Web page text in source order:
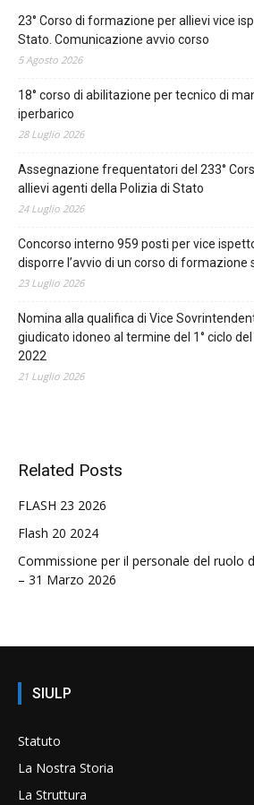
23° Corso di formazione per allievi vice
Stato. Comunicazione avvio corso
5 Agosto 2026
18° corso di abilitazione per tecnico di
iperbarico
28 Luglio 2026
Assegnazione frequentatori del 233°
allievi agenti della Polizia di Stato
24 Luglio 2026
Concorso interno 959 posti per vice
disporre l’avvio di un corso di formazione
23 Luglio 2026
Nomina alla qualifica di Vice
giudicato idoneo al termine del 1° ciclo
2022
21 Luglio 2026
Related Posts
FLASH 23 2026
Flash 20 2024
Commissione per il personale del ruolo
– 31 Marzo 2026
SIULP
Statuto
La Nostra Storia
La Struttura